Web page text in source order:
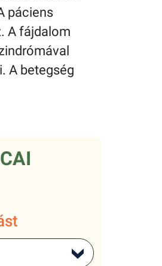
páciens
A fájdalom
A betegség